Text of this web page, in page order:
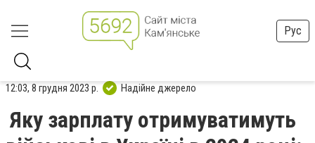
Рус
12:03, 8 грудня 2023 р. Надійне джерело
Яку зарплату отримуватимуть